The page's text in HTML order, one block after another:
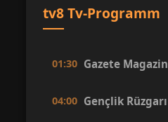
tv8 Tv-Programm
01:30 Gazete Magazin
04:00 Gençlik Rüzgarı